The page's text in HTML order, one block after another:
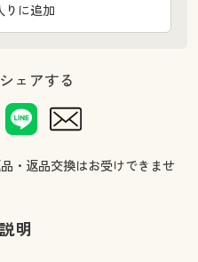
か
か
りに追加
ェアする
・返品交換はお受けできませ
明